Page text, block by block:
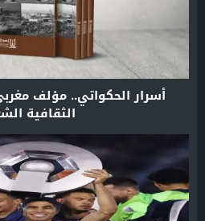
أسرار الحكواتي.. مؤلف
الثقافية